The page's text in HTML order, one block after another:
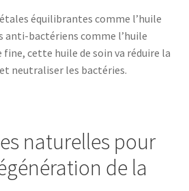
équilibrantes comme l’huile
anti-bactériens comme l’huile
cette huile de soin va réduire la
neutraliser les bactéries.
naturelles pour
de la